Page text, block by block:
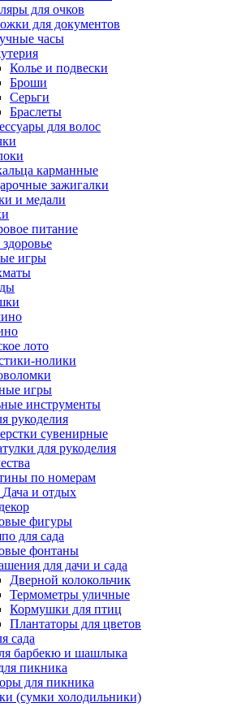
для очков
для документов
часы
Колье и подвески
Броши
Серьги
Браслеты
для волос
карманные
зажигалки
и медали
питание
игры
лото
нолики
игры
инструменты
рукоделия
сувенирные
для рукоделия
по номерам
Дача и отдых
фигуры
для сада
фонтаны
для дачи и сада
Дверной колокольчик
Термометры уличные
Кормушки для птиц
Плантаторы для цветов
сада
барбекю и шашлыка
пикника
для пикника
(сумки холодильники)